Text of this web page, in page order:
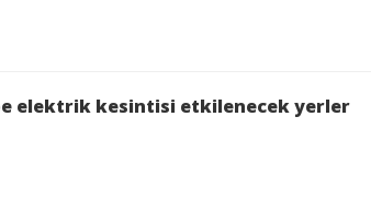
elektrik kesintisi etkilenecek yerler